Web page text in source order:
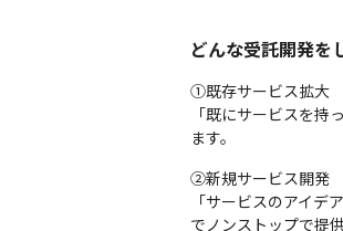
どんな受託開発を
①既存サービス拡大
「既にサービスを
ます。
②新規サービス開発
「サービスのアイ
でノンストップで提